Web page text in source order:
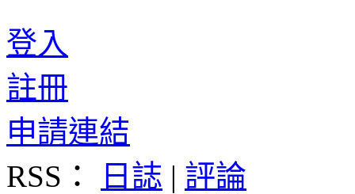
登入
註冊
申請連結
RSS：
日誌 | 評論